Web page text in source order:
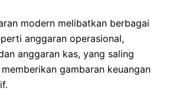
modern melibatkan berbagai
anggaran operasional,
anggaran kas, yang saling
gambaran keuangan